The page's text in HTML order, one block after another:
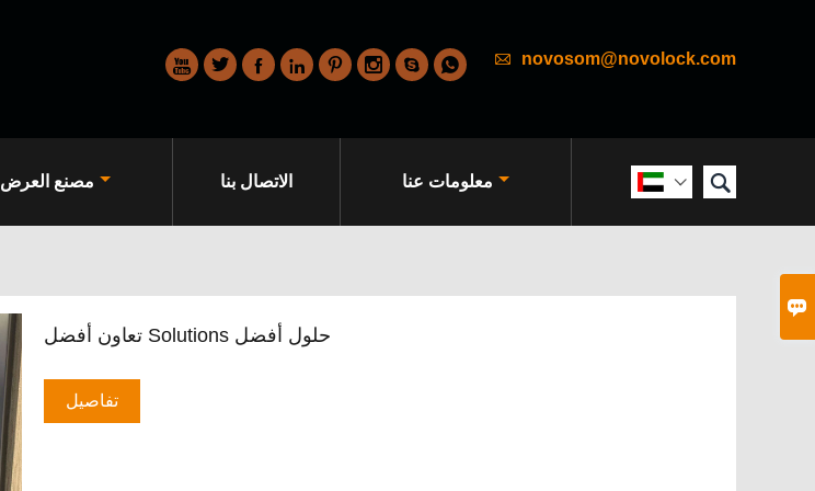

 novosom@novolock.com
       
  مصنع العرض الاتصال بنا معلومات عنا
تعاون أفضل Solutions حلول أفضل
تفاصيل